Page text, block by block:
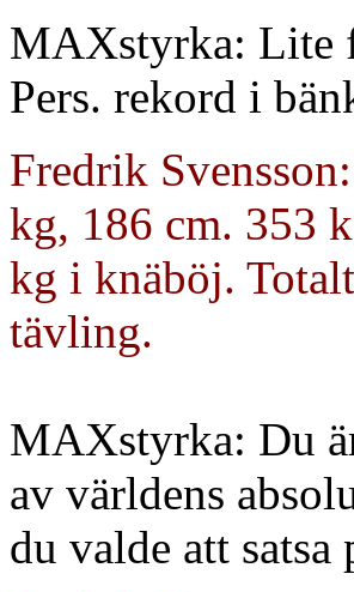
MAXstyrka: Lite
Pers. rekord i
Fredrik
kg, 186 cm. 353
kg i knäböj.
tävling.
MAXstyrka: Du
av världens
du valde att